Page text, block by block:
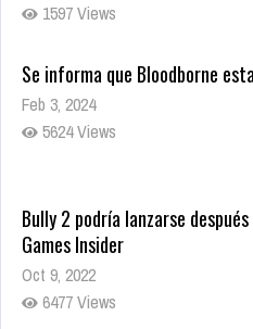
1597 Views
Se informa que Bloodborne
Feb 3, 2024
5624 Views
Bully 2 podría lanzarse
Games Insider
Oct 9, 2022
6477 Views